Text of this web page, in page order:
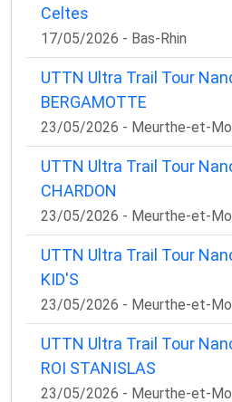
Celtes
17/05/2026 - Bas-Rhin
UTTN Ultra Trail Tour
BERGAMOTTE
23/05/2026 - Meurthe-et-
UTTN Ultra Trail Tour
CHARDON
23/05/2026 - Meurthe-et-
UTTN Ultra Trail Tour
KID'S
23/05/2026 - Meurthe-et-
UTTN Ultra Trail Tour
ROI STANISLAS
23/05/2026 - Meurthe-et-